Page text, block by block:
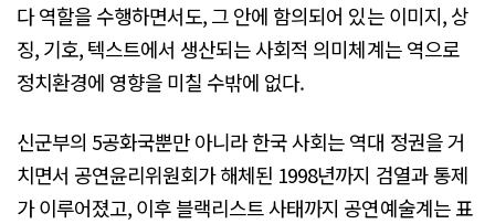
다 역할을 수행하면서도, 그 안에 함의되어 있는 이미지, 상
징, 기호, 텍스트에서 생산되는 사회적 의미체계는 역으로
정치환경에 영향을 미칠 수밖에 없다.
신군부의 5공화국뿐만 아니라 한국 사회는 역대 정권을 거
치면서 공연윤리위원회가 해체된 1998년까지 검열과 통제
가 이루어졌고, 이후 블랙리스트 사태까지 공연예술계는 표